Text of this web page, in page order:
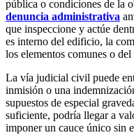
pública o condiciones de la
denuncia administrativa
que inspeccione y actúe
es interno del edificio, la
los elementos comunes o
La vía judicial civil puede
inmisión o una
supuestos de especial
suficiente, podría llegar a
imponer un cauce único sin